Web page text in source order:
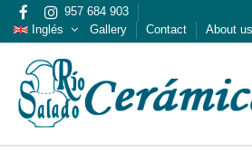
957 684 903
Inglés
Gallery Contact About us